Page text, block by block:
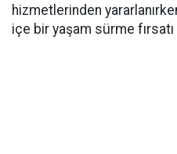
hizmetlerinden
içe bir yaşam sürme